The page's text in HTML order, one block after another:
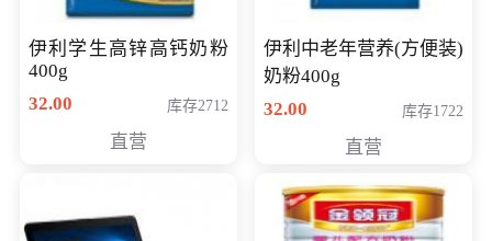
伊利学生高锌高钙奶粉
400g
32.00
库存2712
直营
伊利中老年营养(方便装)
奶粉400g
32.00
库存1722
直营